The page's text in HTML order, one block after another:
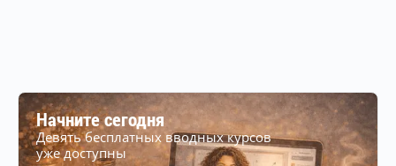
Начните сегодня
Девять бесплатных вводных курсов
уже доступны